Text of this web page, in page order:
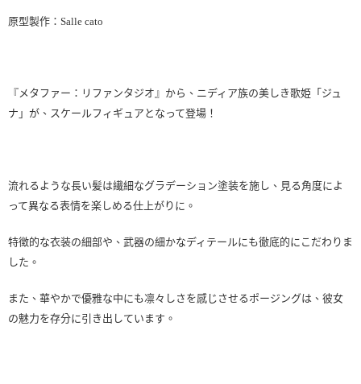
原型製作：Salle cato
『メタファー：リファンタジオ』から、ニディア族の美しき歌姫「ジュ
ナ」が、スケールフィギュアとなって登場！
流れるような長い髪は繊細なグラデーション塗装を施し、見る角度によ
って異なる表情を楽しめる仕上がりに。
特徴的な衣装の細部や、武器の細かなディテールにも徹底的にこだわりま
した。
また、華やかで優雅な中にも凛々しさを感じさせるポージングは、彼女
の魅力を存分に引き出しています。